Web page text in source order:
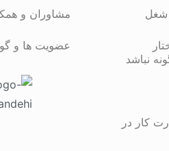
شغل
نباشد
کار در
مشاوران و
عضویت ها و